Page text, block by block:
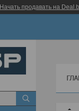
Начать продавать на